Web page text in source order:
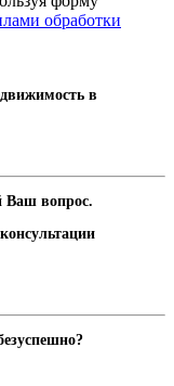
обработки
в
Ваш вопрос.